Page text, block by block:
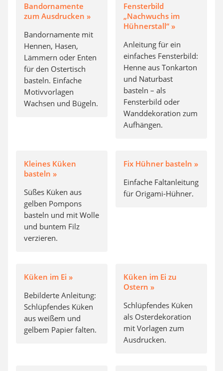
Bandornamente
zum Ausdrucken »
Bandornamente mit
Hennen, Hasen,
Lämmern oder Enten
für den Ostertisch
basteln. Einfache
Motivvorlagen
Wachsen und Bügeln.
Fensterbild
„Nachwuchs im
Hühnerstall“ »
Anleitung für ein
einfaches Fensterbild:
Henne aus Tonkarton
und Naturbast
basteln – als
Fensterbild oder
Wanddekoration zum
Aufhängen.
Kleines Küken
basteln »
Süßes Küken aus
gelben Pompons
basteln und mit Wolle
und buntem Filz
verzieren.
Fix Hühner basteln »
Einfache Faltanleitung
für Origami-Hühner.
Küken im Ei »
Bebilderte Anleitung:
Schlüpfendes Küken
aus weißem und
gelbem Papier falten.
Küken im Ei zu
Ostern »
Schlüpfendes Küken
als Osterdekoration
mit Vorlagen zum
Ausdrucken.